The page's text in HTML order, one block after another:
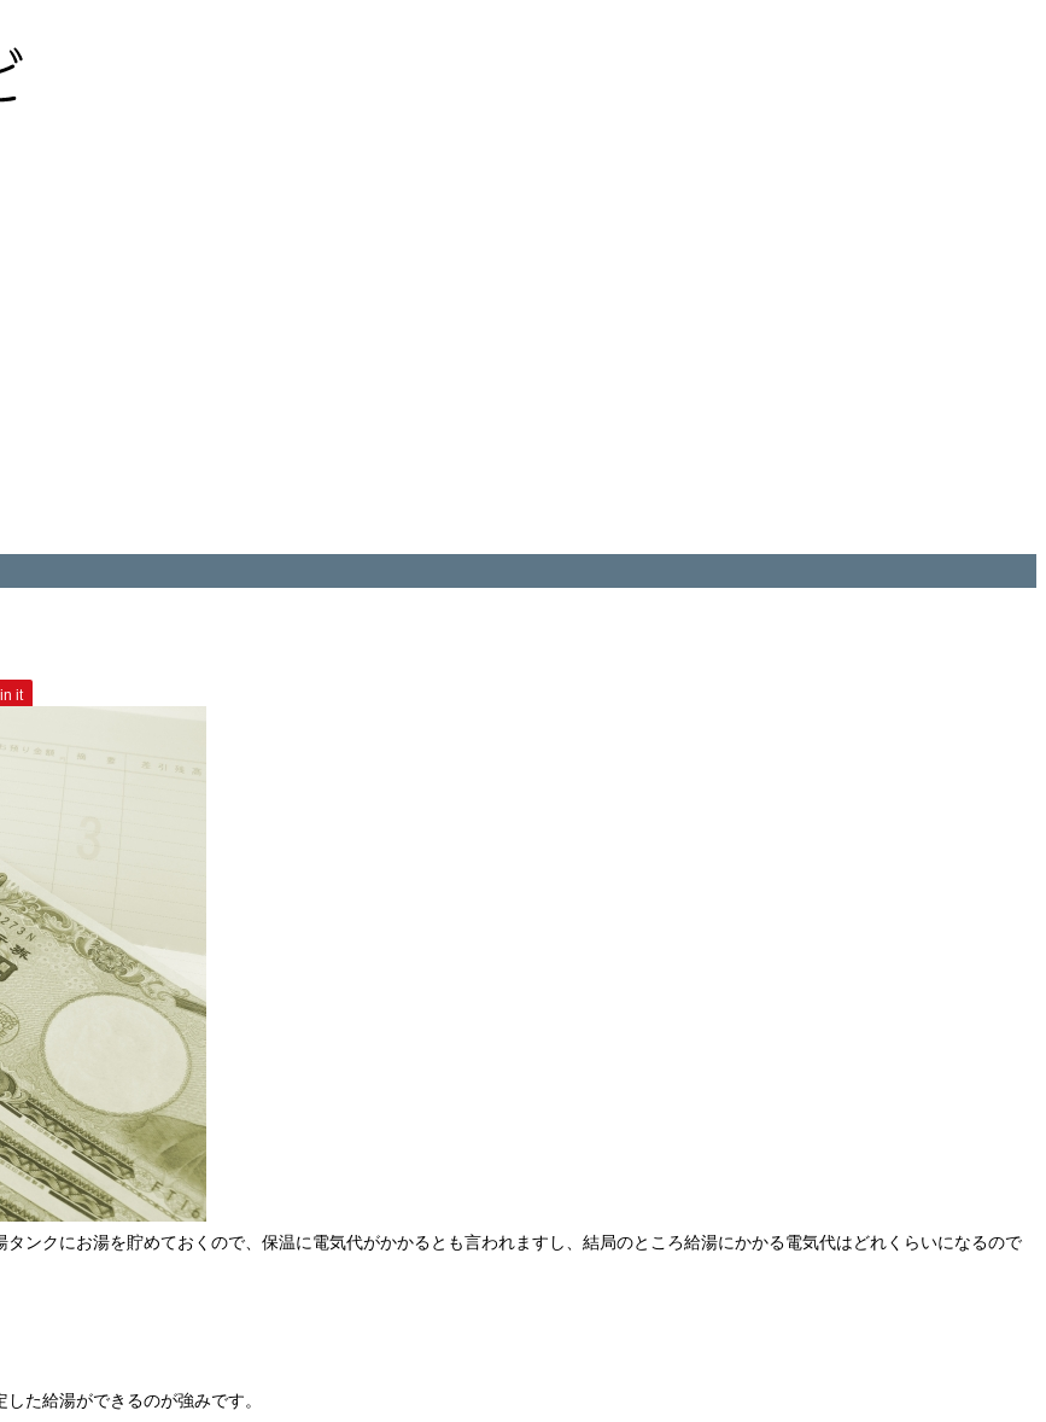
it
ンクにお湯を貯めておくので、保温に電気代がかかるとも言われますし、結局のところ給湯にかかる電気代はどれくらいになるので
た給湯ができるのが強みです。